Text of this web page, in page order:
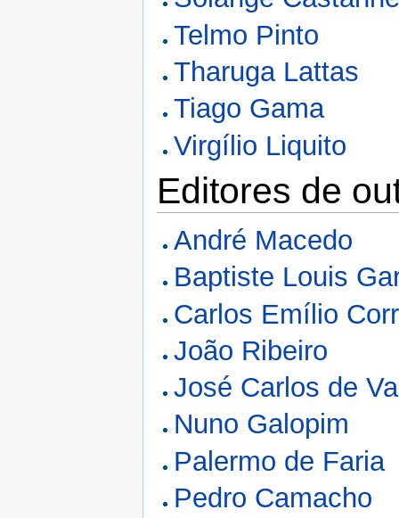
Telmo Pinto
Tharuga Lattas
Tiago Gama
Virgílio Liquito
Editores de
André Macedo
Baptiste Louis
Carlos Emílio
João Ribeiro
José Carlos de
Nuno Galopim
Palermo de Faria
Pedro Camacho